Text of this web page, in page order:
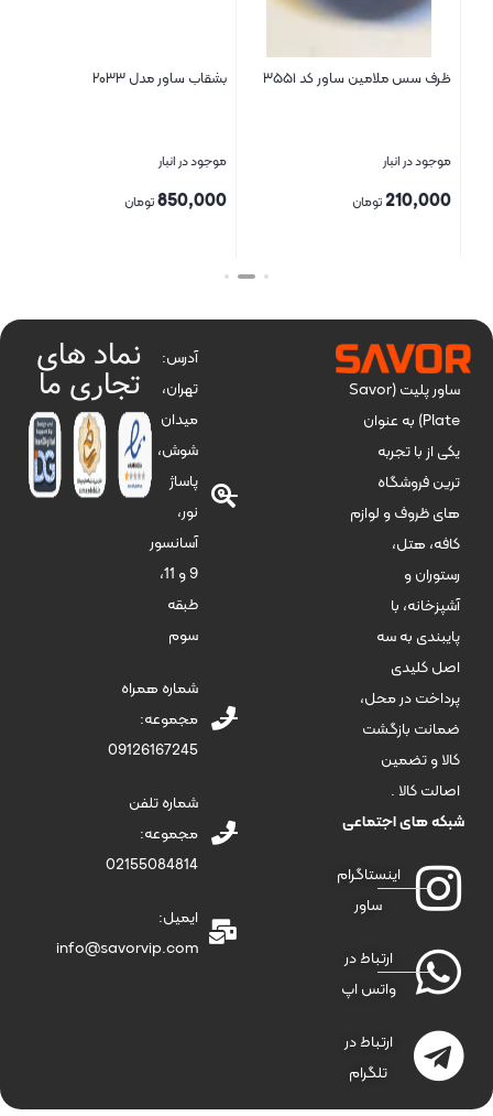
ظرف سس ملامین ساور کد ۳۵۵۱
موجود در انبار
210,000تومان
بشقاب ساور مدل ۲۰۳۳
موجود در انبار
850,000تومان
بستن
ساور پلیت (Savor
Plate) به عنوان
یکی از با تجربه
ترین فروشگاه
های ظروف و لوازم
کافه، هتل،
رستوران و
آشپزخانه، با
پایبندی به سه
اصل کلیدی
پرداخت در محل،
ضمانت بازگشت
کالا و تضمین
اصالت کالا .
شبکه های اجتماعی
اینستاگرام
ساور
ارتباط در
واتس اپ
ارتباط در
تلگرام
آدرس:
تهران،
میدان
شوش،
پاساژ
نور،
آسانسور
9 و 11،
طبقه
سوم
شماره همراه
مجموعه:
09126167245
شماره تلفن
مجموعه:
02155084814
ایمیل:
info@savorvip.com
نماد های
تجاری ما